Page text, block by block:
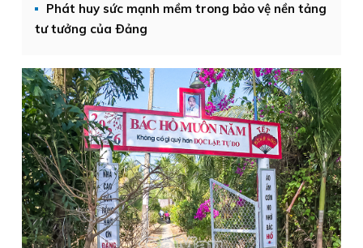
Phát huy sức mạnh mềm trong bảo vệ nền tảng
tư tưởng của Ðảng